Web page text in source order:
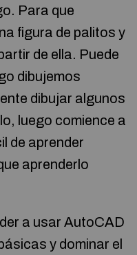
Para que
figura de palitos y
de ella. Puede
dibujemos
dibujar algunos
luego comience a
de aprender
aprenderlo
a usar AutoCAD
y dominar el